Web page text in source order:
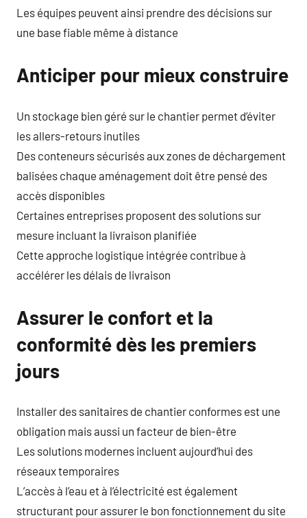
Les équipes peuvent ainsi prendre des décisions sur
une base fiable même à distance
Anticiper pour mieux construire
Un stockage bien géré sur le chantier permet d’éviter
les allers-retours inutiles
Des conteneurs sécurisés aux zones de déchargement
balisées chaque aménagement doit être pensé des
accès disponibles
Certaines entreprises proposent des solutions sur
mesure incluant la livraison planifiée
Cette approche logistique intégrée contribue à
accélérer les délais de livraison
Assurer le confort et la
conformité dès les premiers
jours
Installer des sanitaires de chantier conformes est une
obligation mais aussi un facteur de bien-être
Les solutions modernes incluent aujourd’hui des
réseaux temporaires
L’accès à l’eau et à l’électricité est également
structurant pour assurer le bon fonctionnement du site